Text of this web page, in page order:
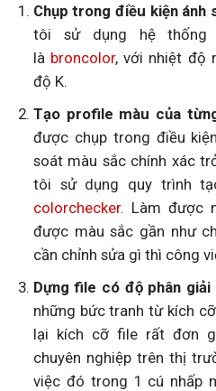
Chụp trong điều kiện ánh
tôi sử dụng hệ thống
là broncolor, với nhiệt độ
độ K.
Tạo profile màu của
được chụp trong điều
soát màu sắc chính xác
tôi sử dụng quy trình
colorchecker. Làm được
được màu sắc gần như
cần chỉnh sửa gì thì công
Dựng file có độ phân
những bức tranh từ kích
lại kích cỡ file rất đơn
chuyên nghiệp trên thị
việc đó trong 1 cú nhấp